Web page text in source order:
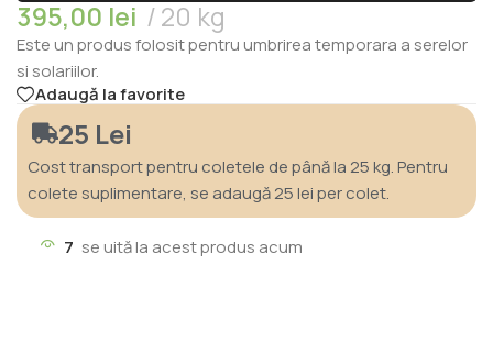
395,00 lei 20 kg
Este un produs folosit pentru umbrirea temporara a serelor
si solariilor.
Adaugă la favorite
25 Lei
Cost transport pentru coletele de până la 25 kg. Pentru
colete suplimentare, se adaugă 25 lei per colet.
7 se uită la acest produs acum